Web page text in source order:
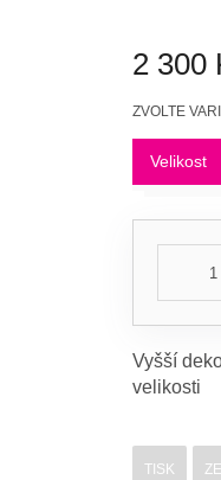
2 300
Měrná
ZVOLTE
Velikost
Vyšší
velikosti
TISK